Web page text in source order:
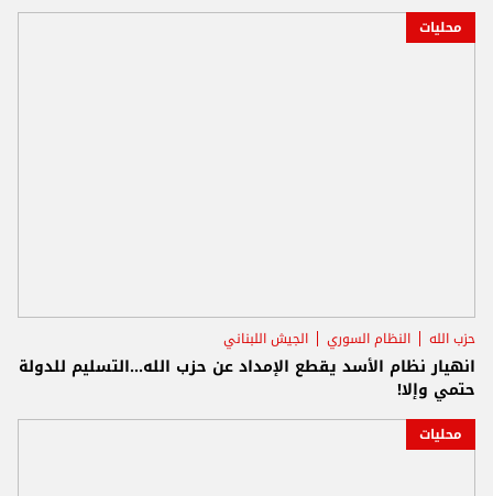
محليات
حزب الله النظام السوري الجيش اللبناني
انهيار نظام الأسد يقطع الإمداد عن حزب الله...التسليم للدولة
حتمي وإلا!
محليات